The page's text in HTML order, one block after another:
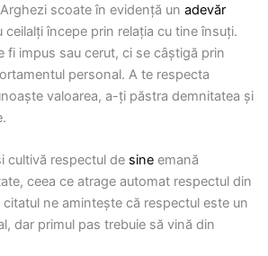
scoate în evidență un adevăr
ceilalți începe prin relația cu tine însuți.
fi impus sau cerut, ci se câștigă prin
personal. A te respecta
valoarea, a-ți păstra demnitatea și
cultivă respectul de sine emană
ceea ce atrage automat respectul din
citatul ne amintește că respectul este un
dar primul pas trebuie să vină din